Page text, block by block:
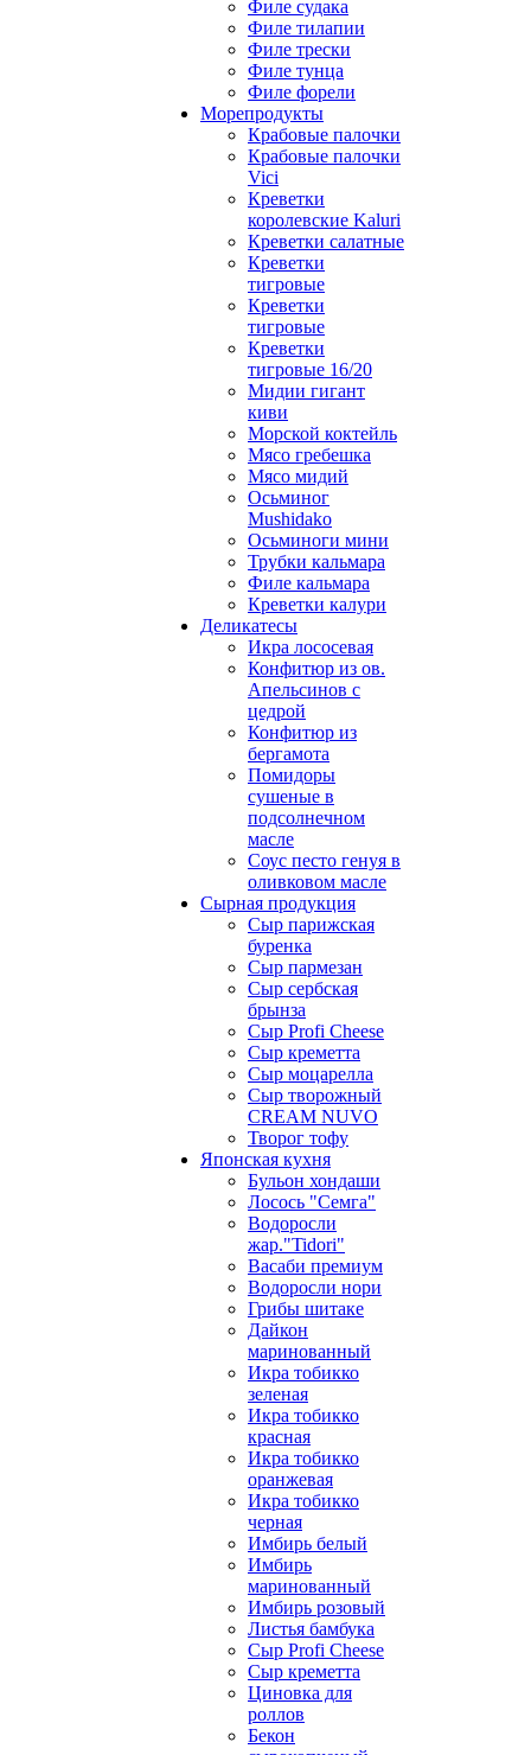
Филе судака
Филе тилапии
Филе трески
Филе тунца
Филе форели
Морепродукты
Крабовые палочки
Крабовые палочки
Vici
Креветки
королевские Kaluri
Креветки салатные
Креветки
тигровые
Креветки
тигровые
Креветки
тигровые 16/20
Мидии гигант
киви
Морской коктейль
Мясо гребешка
Мясо мидий
Осьминог
Mushidako
Осьминоги мини
Трубки кальмара
Филе кальмара
Креветки калури
Деликатесы
Икра лососевая
Конфитюр из ов.
Апельсинов с
цедрой
Конфитюр из
бергамота
Помидоры
сушеные в
подсолнечном
масле
Соус песто генуя в
оливковом масле
Сырная продукция
Сыр парижская
буренка
Сыр пармезан
Сыр сербская
брынза
Сыр Profi Cheese
Сыр креметта
Сыр моцарелла
Сыр творожный
CREАM NUVO
Творог тофу
Японская кухня
Бульон хондаши
Лосось "Семга"
Водоросли
жар."Tidori"
Васаби премиум
Водоросли нори
Грибы шитаке
Дайкон
маринованный
Икра тобикко
зеленая
Икра тобикко
красная
Икра тобикко
оранжевая
Икра тобикко
черная
Имбирь белый
Имбирь
маринованный
Имбирь розовый
Листья бамбука
Сыр Profi Cheese
Сыр креметта
Циновка для
роллов
Бекон